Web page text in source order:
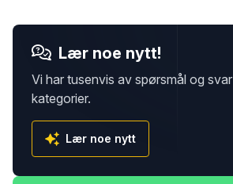
Lær noe nytt!
Vi har tusenvis av spørsmål og
kategorier.
Lær noe nytt